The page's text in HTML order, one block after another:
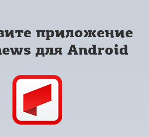
приложение
для Android